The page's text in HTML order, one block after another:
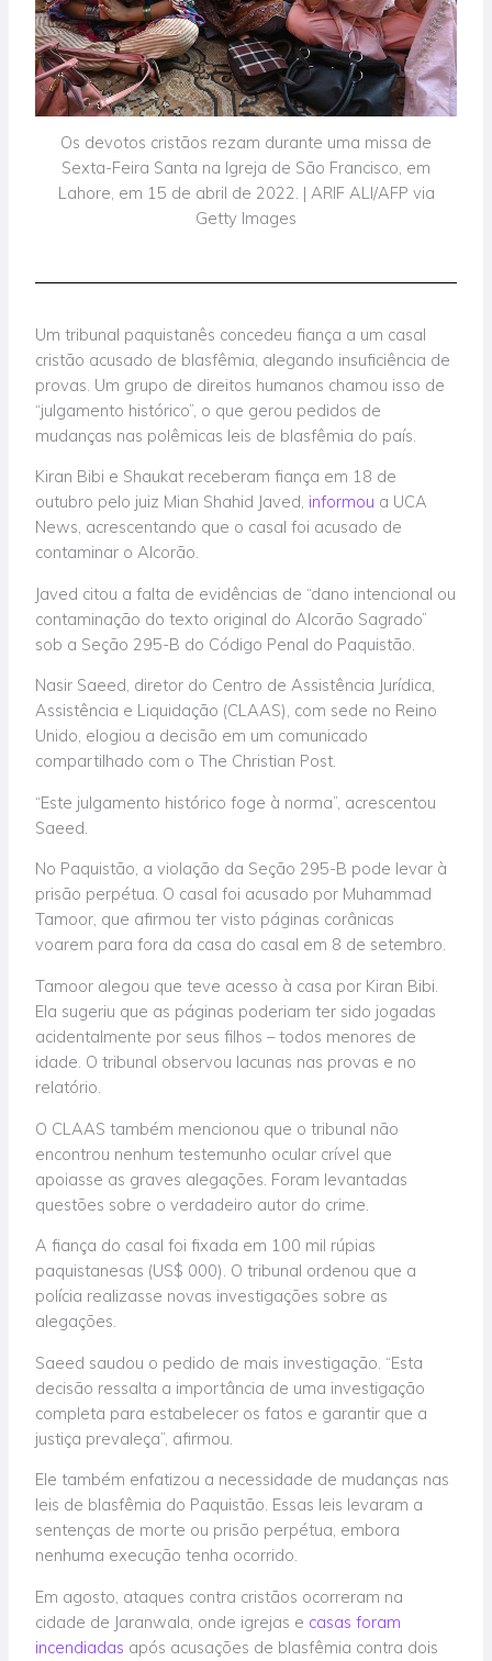
Os devotos cristãos rezam durante uma missa de
Sexta-Feira Santa na Igreja de São Francisco, em
Lahore, em 15 de abril de 2022. | ARIF ALI/AFP via
Getty Images
Um tribunal paquistanês concedeu fiança a um casal
cristão acusado de blasfêmia, alegando insuficiência de
provas. Um grupo de direitos humanos chamou isso de
“julgamento histórico”, o que gerou pedidos de
mudanças nas polêmicas leis de blasfêmia do país.
Kiran Bibi e Shaukat receberam fiança em 18 de
outubro pelo juiz Mian Shahid Javed, informou a UCA
News, acrescentando que o casal foi acusado de
contaminar o Alcorão.
Javed citou a falta de evidências de “dano intencional ou
contaminação do texto original do Alcorão Sagrado”
sob a Seção 295-B do Código Penal do Paquistão.
Nasir Saeed, diretor do Centro de Assistência Jurídica,
Assistência e Liquidação (CLAAS), com sede no Reino
Unido, elogiou a decisão em um comunicado
compartilhado com o The Christian Post.
“Este julgamento histórico foge à norma”, acrescentou
Saeed.
No Paquistão, a violação da Seção 295-B pode levar à
prisão perpétua. O casal foi acusado por Muhammad
Tamoor, que afirmou ter visto páginas corânicas
voarem para fora da casa do casal em 8 de setembro.
Tamoor alegou que teve acesso à casa por Kiran Bibi.
Ela sugeriu que as páginas poderiam ter sido jogadas
acidentalmente por seus filhos – todos menores de
idade. O tribunal observou lacunas nas provas e no
relatório.
O CLAAS também mencionou que o tribunal não
encontrou nenhum testemunho ocular crível que
apoiasse as graves alegações. Foram levantadas
questões sobre o verdadeiro autor do crime.
A fiança do casal foi fixada em 100 mil rúpias
paquistanesas (US$ 000). O tribunal ordenou que a
polícia realizasse novas investigações sobre as
alegações.
Saeed saudou o pedido de mais investigação. “Esta
decisão ressalta a importância de uma investigação
completa para estabelecer os fatos e garantir que a
justiça prevaleça”, afirmou.
Ele também enfatizou a necessidade de mudanças nas
leis de blasfêmia do Paquistão. Essas leis levaram a
sentenças de morte ou prisão perpétua, embora
nenhuma execução tenha ocorrido.
Em agosto, ataques contra cristãos ocorreram na
cidade de Jaranwala, onde igrejas e casas foram
incendiadas após acusações de blasfêmia contra dois